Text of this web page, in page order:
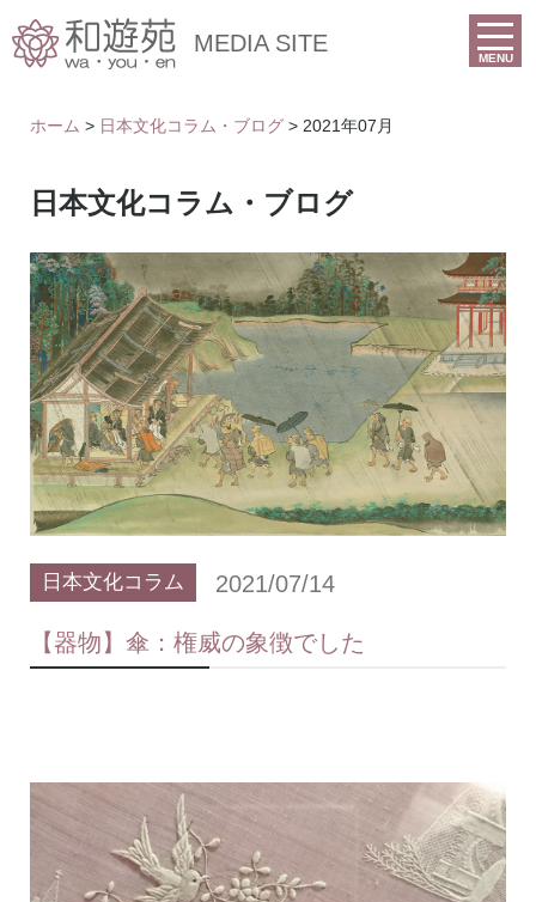
MEDIA SITE
MENU
ホーム > 日本文化コラム・ブログ > 2021年07月
日本文化コラム・ブログ
日本文化コラム 2021/07/14
【器物】傘：権威の象徴でした